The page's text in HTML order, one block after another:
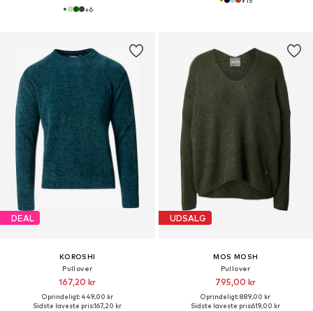
+6
DEAL
KOROSHI
Pullover
167,20 kr
Oprindeligt: 449,00 kr
Sidste laveste pris:167,20 kr
UDSALG
MOS MOSH
Pullover
795,00 kr
Oprindeligt: 889,00 kr
Sidste laveste pris:619,00 kr